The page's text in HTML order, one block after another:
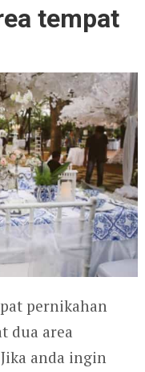
tempat
pernikahan
dua area
anda ingin